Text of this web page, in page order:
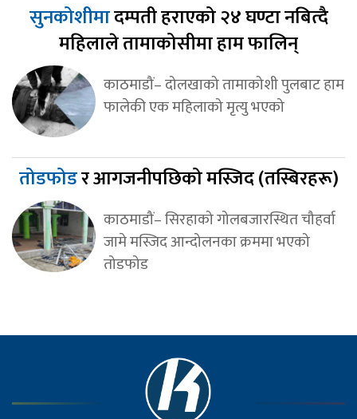
सुनकोशीमादम्पती हराएको २४ घण्टा नबित्दै
महिलाले तामाकोसीमा हाम फालिन्
काठमाडौं– दोलखाको तामाकोशी पुलबाट हाम
फालेकी एक महिलाको मृत्यु भएको
तोडफोडर आगजनीपछिको मस्जिद (तस्बिरहरू)
काठमाडौं– सिरहाको गोलबजारस्थित चौहर्वा
जामे मस्जिद आन्दोलनका क्रममा भएको
तोडफोड